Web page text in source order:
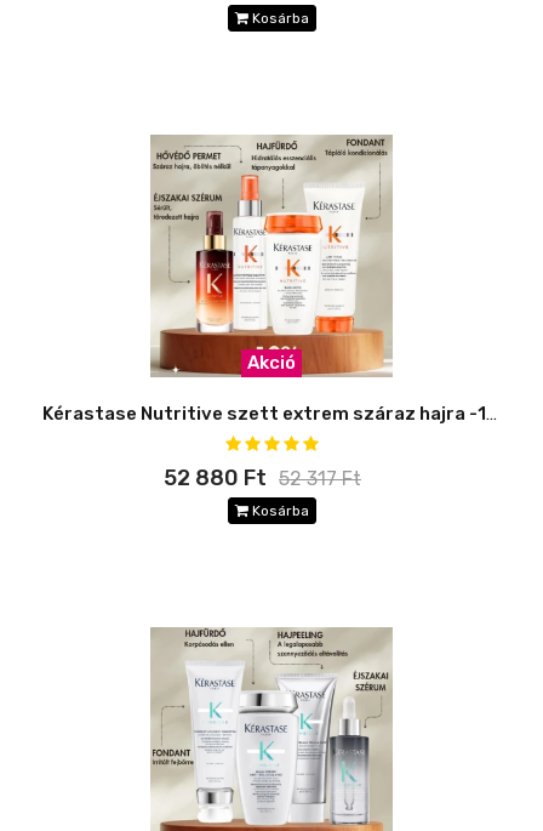
Kosárba
Akció
Kérastase Nutritive szett extrem száraz hajra -10%
52 880 Ft 52 317 Ft
Kosárba